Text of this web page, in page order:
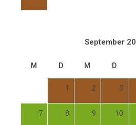
September
M D M D
1 2 3
7 8 9 10